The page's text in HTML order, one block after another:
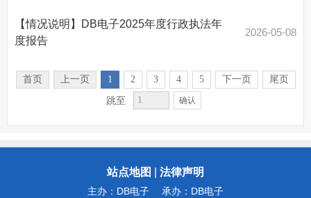
【情况说明】DB电子2025年度行政执法年
度报告
2026-05-08
首页 上一页 1 2 3 4 5 下一页 尾页
跳至 确认
站点地图 法律声明
主办：DB电子 承办：DB电子